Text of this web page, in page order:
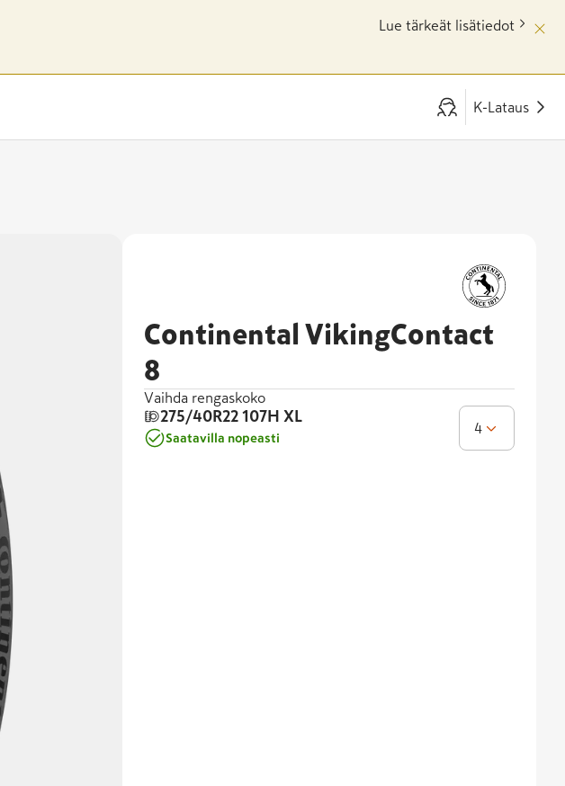
Lue tärkeät lisätiedot
K-Lataus
Continental VikingContact
8
Vaihda rengaskoko
275/40R22 107H XL
Saatavilla nopeasti
4